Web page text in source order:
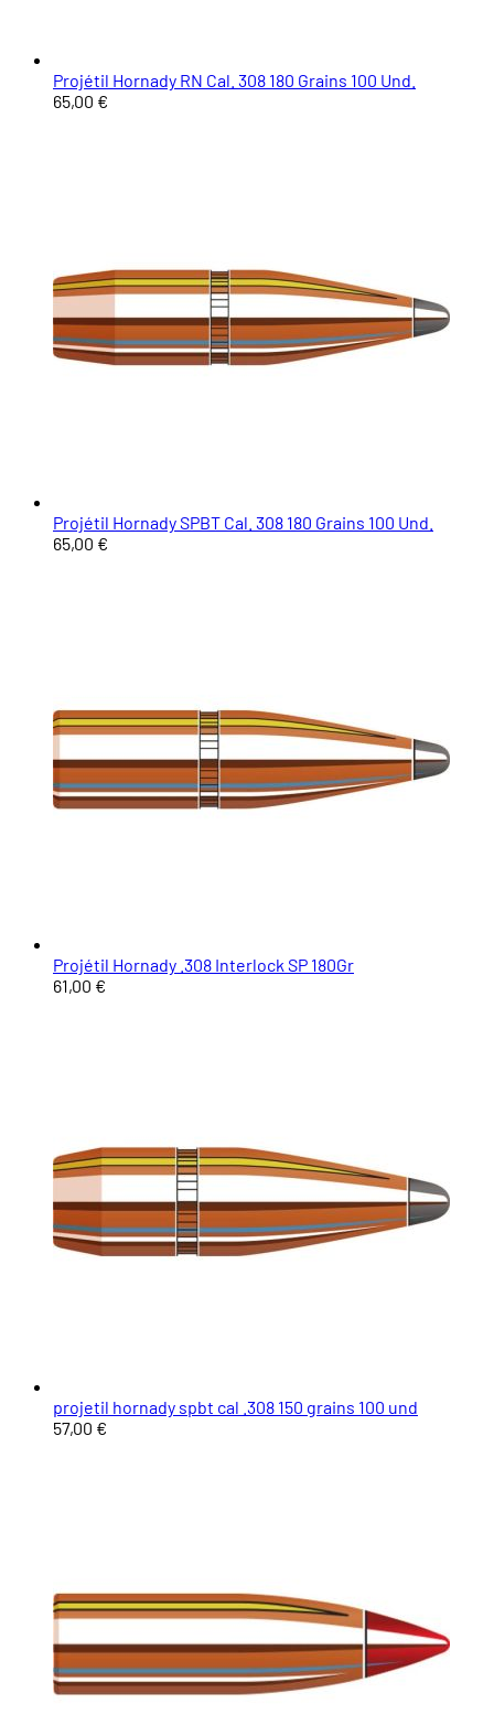
Projétil Hornady RN Cal. 308 180 Grains 100 Und.
65,00 €
Projétil Hornady SPBT Cal. 308 180 Grains 100 Und.
65,00 €
Projétil Hornady .308 Interlock SP 180Gr
61,00 €
projetil hornady spbt cal .308 150 grains 100 und
57,00 €